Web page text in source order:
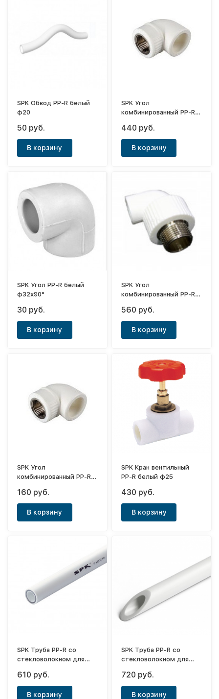
SPK Обвод PP-R белый
ф20
50 руб.
В корзину
SPK Угол
комбинированный PP-R
440 руб.
В корзину
SPK Угол PP-R белый
ф32х90°
30 руб.
В корзину
SPK Угол
комбинированный PP-R
560 руб.
В корзину
SPK Угол
комбинированный PP-R
160 руб.
В корзину
SPK Кран вентильный
PP-R белый ф25
430 руб.
В корзину
SPK Труба PP-R со
стекловолокном для
ф50х6,9
610 руб.
В корзину
SPK Труба PP-R со
стекловолокном для
ф50х8,3
720 руб.
В корзину